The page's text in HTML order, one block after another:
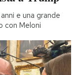
e una grande
con Meloni